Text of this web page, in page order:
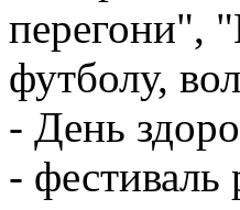
перегони",
футболу,
- День
- фестиваль